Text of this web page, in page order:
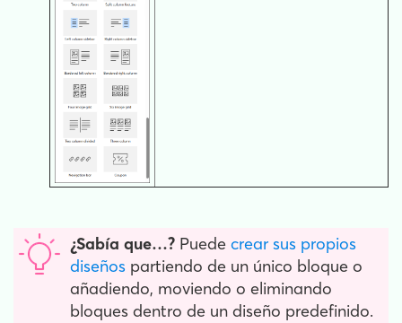
¿Sabía que…? Puede crear sus propios
diseños partiendo de un único bloque o
añadiendo, moviendo o eliminando
bloques dentro de un diseño predefinido.